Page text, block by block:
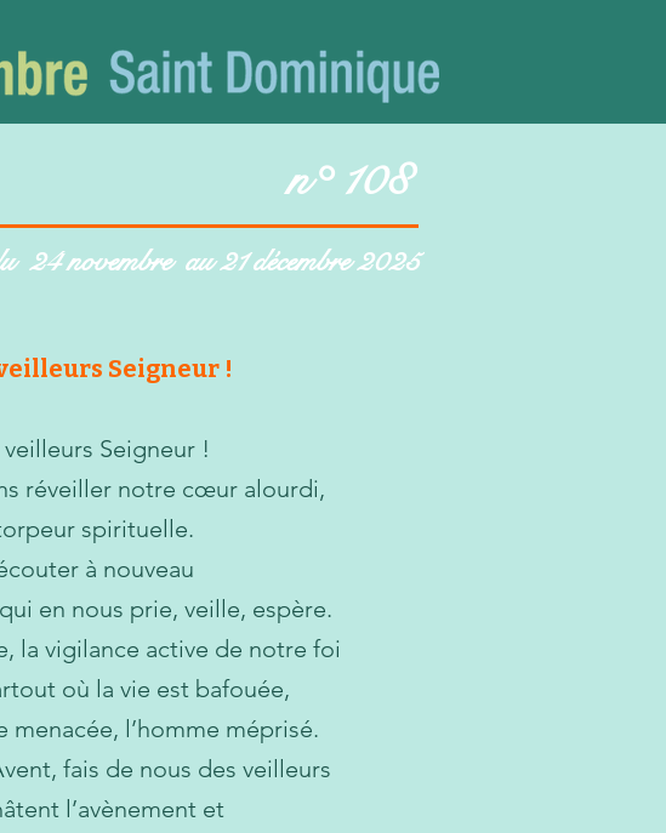
n° 108
24 novembre au 21 décembre 2025
Seigneur !
Seigneur !
réveiller notre cœur alourdi,
spirituelle.
à nouveau
en nous prie, veille, espère.
la vigilance active de notre foi
où la vie est bafouée,
menacée, l’homme méprisé.
fais de nous des veilleurs
l’avènement et